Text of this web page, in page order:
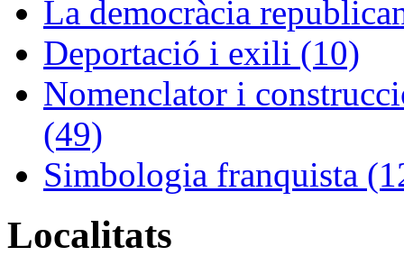
La democràcia
Deportació i exili (10)
Nomenclator i
(49)
Simbologia franquista
Localitats